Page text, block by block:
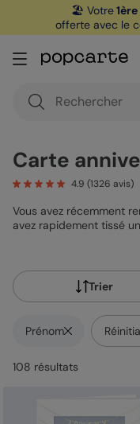
🏖️ Votre
offerte avec le
Carte
4.9 (1326 avis)
Vous avez récemment
avez rapidement tissé
surprenants et
choisir !
Trier
Prénom
108 résultats